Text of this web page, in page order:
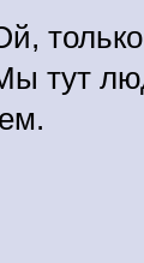
тут